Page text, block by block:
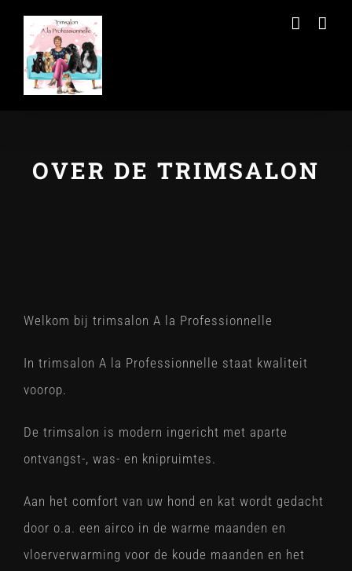
inhoud
OVER DE TRIMSALON
Welkom bij trimsalon A la Professionnelle
In trimsalon A la Professionnelle staat kwaliteit
voorop.
De trimsalon is modern ingericht met aparte
ontvangst-, was- en knipruimtes.
Aan het comfort van uw hond en kat wordt gedacht
door o.a. een airco in de warme maanden en
vloerverwarming voor de koude maanden en het